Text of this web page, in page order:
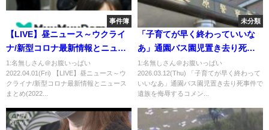
事件簿
【LIVE】昼ニュース～ウクライ
ナ/新型コロナ最新情報とニュー
スまとめ(2022年4月1日)
1:名無しさん＠お腹いっぱい
2022.04.01(Fri) 【LIVE】昼ニュース～ウ
クライナ/新型コロナ最新情報とニュース
まとめ(2022...
未分類
「子育てが早く終わっていいな
あ」通園バス園児置き去り死事
件で遺族を侮辱するコメント投
稿か 千葉県の男性を書類送検＝
静岡
1:名無しさん＠お腹いっぱい
2026.03.12(Thu) 「子育てが早く終わって
いいなあ」通園バス園児置き去り死事件で
遺族を侮辱するコメン...